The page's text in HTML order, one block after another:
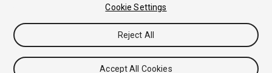
Copyright © 2018 Unity Technologies. Publication 2018.1
策
不要出售或分享我的个人信息
Cookie Settings
Reject All
Accept All Cookies